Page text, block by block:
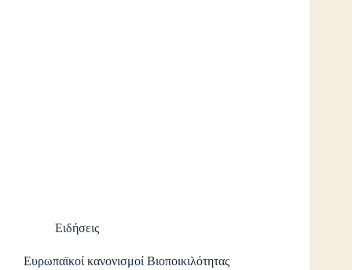
Ειδήσεις
Ευρωπαϊκοί κανονισμοί Βιοποικιλότητας